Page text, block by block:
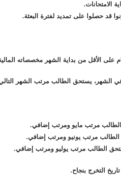
الامتحانات.
قد حصلوا على تمديد لفترة البعثة.
الأقل من بداية الشهر مخصصاته
في الشهر، يستحق الطالب مرتب الشهر
.
.
.
التخرج بنجاح.